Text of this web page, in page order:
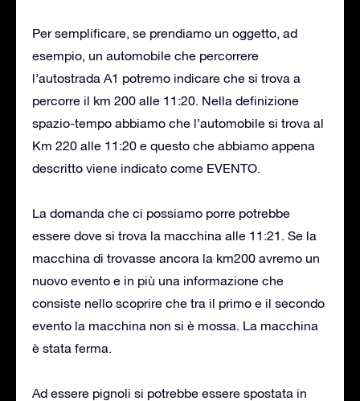
Per semplificare, se prendiamo un oggetto, ad
esempio, un automobile che percorrere
l’autostrada A1 potremo indicare che si trova a
percorre il km 200 alle 11:20. Nella definizione
spazio-tempo abbiamo che l’automobile si trova al
Km 220 alle 11:20 e questo che abbiamo appena
descritto viene indicato come EVENTO.
La domanda che ci possiamo porre potrebbe
essere dove si trova la macchina alle 11:21. Se la
macchina di trovasse ancora la km200 avremo un
nuovo evento e in più una informazione che
consiste nello scoprire che tra il primo e il secondo
evento la macchina non si è mossa. La macchina
è stata ferma.
Ad essere pignoli si potrebbe essere spostata in